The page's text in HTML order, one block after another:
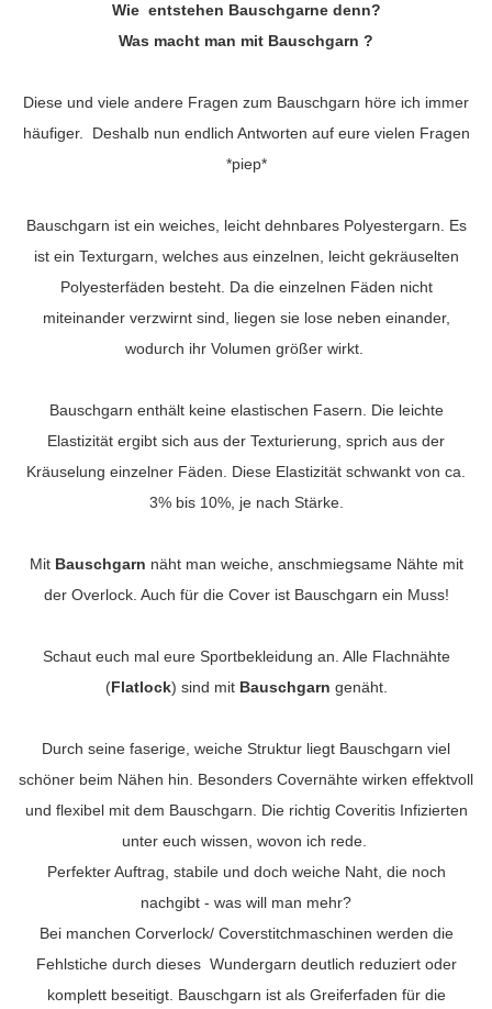
Wie entstehen Bauschgarne denn?
Was macht man mit Bauschgarn ?
Diese und viele andere Fragen zum Bauschgarn höre ich immer
häufiger. Deshalb nun endlich Antworten auf eure vielen Fragen
*piep*
Bauschgarn ist ein weiches, leicht dehnbares Polyestergarn. Es
ist ein Texturgarn, welches aus einzelnen, leicht gekräuselten
Polyesterfäden besteht. Da die einzelnen Fäden nicht
miteinander verzwirnt sind, liegen sie lose neben einander,
wodurch ihr Volumen größer wirkt.
Bauschgarn enthält keine elastischen Fasern. Die leichte
Elastizität ergibt sich aus der Texturierung, sprich aus der
Kräuselung einzelner Fäden. Diese Elastizität schwankt von ca.
3% bis 10%, je nach Stärke.
Mit Bauschgarn näht man weiche, anschmiegsame Nähte mit
der Overlock. Auch für die Cover ist Bauschgarn ein Muss!
Schaut euch mal eure Sportbekleidung an. Alle Flachnähte
(Flatlock) sind mitBauschgarn genäht.
Durch seine faserige, weiche Struktur liegt Bauschgarn viel
schöner beim Nähen hin. Besonders Covernähte wirken effektvoll
und flexibel mit dem Bauschgarn. Die richtig Coveritis Infizierten
unter euch wissen, wovon ich rede.
Perfekter Auftrag, stabile und doch weiche Naht, die noch
nachgibt - was will man mehr?
Bei manchen Corverlock/ Coverstitchmaschinen werden die
Fehlstiche durch dieses Wundergarn deutlich reduziert oder
komplett beseitigt. Bauschgarn ist als Greiferfaden für die